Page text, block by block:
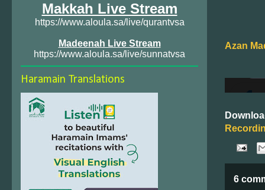
Azan
6
Makkah Live Stream
https://www.aloula.sa/live/qurantvsa
Madeenah Live Stream
https://www.aloula.sa/live/sunnatvsa
Haramain Translations